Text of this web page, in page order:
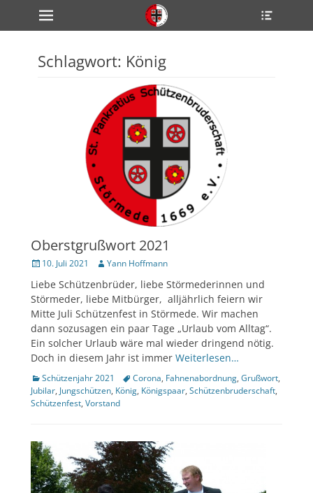
zum
Inhalt
Primärmenü
Schlagwort: König
Oberstgrußwort 2021
Veröffentlicht
10. Juli 2021 Author
Yann Hoffmann
Liebe Schützenbrüder, liebe Störmederinnen und
Störmeder, liebe Mitbürger, alljährlich feiern wir
Mitte Juli Schützenfest in Störmede. Wir machen
dann sozusagen ein paar Tage „Urlaub vom Alltag“.
Ein solcher Urlaub wäre mal wieder dringend nötig.
Doch in diesem Jahr ist immer Weiterlesen…
Kategorien
Schützenjahr 2021 TagsCorona, Fahnenabordnung, Grußwort,
Jubilar, Jungschützen, König, Königspaar, Schützenbruderschaft,
Schützenfest, Vorstand